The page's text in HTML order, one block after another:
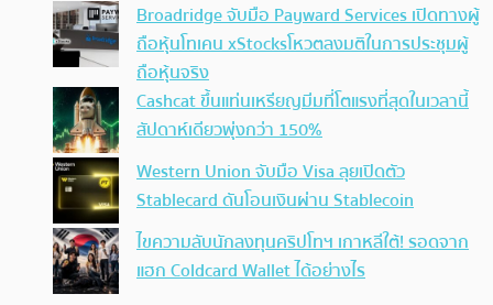
Broadridge จับมือ Payward Services เปิดทางผู้
ถือหุ้นโทเคน xStocksโหวตลงมติในการประชุมผู้
ถือหุ้นจริง
Cashcat ขึ้นแท่นเหรียญมีมที่โตแรงที่สุดในเวลานี้
สัปดาห์เดียวพุ่งกว่า 150%
Western Union จับมือ Visa ลุยเปิดตัว
Stablecard ดันโอนเงินผ่าน Stablecoin
ไขความลับนักลงทุนคริปโทฯ เกาหลีใต้! รอดจาก
แฮก Coldcard Wallet ได้อย่างไร